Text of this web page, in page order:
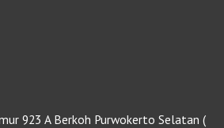
923 A Berkoh Purwokerto Selatan (